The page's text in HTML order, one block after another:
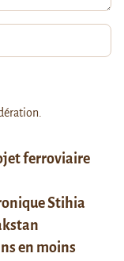
ferroviaire
Stihia
en moins